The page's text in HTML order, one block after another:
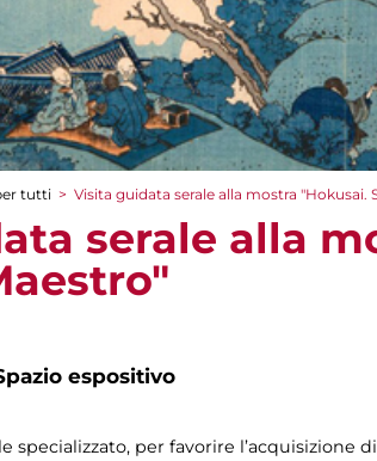
tutti > Visita guidata serale alla mostra "Hokusai.
serale alla
espositivo
specializzato, per favorire